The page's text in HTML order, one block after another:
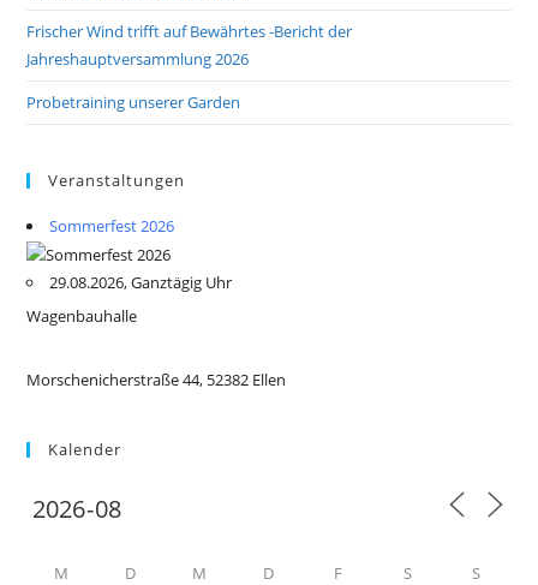
Frischer Wind trifft auf Bewährtes -Bericht der
Jahreshauptversammlung 2026
Probetraining unserer Garden
Veranstaltungen
Sommerfest 2026
29.08.2026, Ganztägig Uhr
Wagenbauhalle
Morschenicherstraße 44, 52382 Ellen
Kalender
M D M D F S S